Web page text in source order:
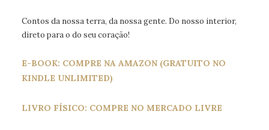
Contos da nossa terra, da nossa gente. Do nosso interior,
direto para o do seu coração!
E-BOOK: COMPRE NA AMAZON (GRATUITO NO
KINDLE UNLIMITED)
LIVRO FÍSICO: COMPRE NO MERCADO LIVRE